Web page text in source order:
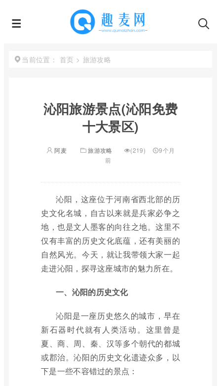
当前位置： 首页 > 旅游攻略
沁阳旅游景点(沁阳免费
十大景区)
阿麦 旅游攻略 (219)
9个月
前
沁阳，这座位于河南省西北部的历
史文化名城，自古以来就是兵家必争之
地，也是文人墨客的向往之地。这里不
仅有丰富的历史文化底蕴，还有美丽的
自然风光。今天，就让我带领大家一起
走进沁阳，探寻这座城市的魅力所在。
一、沁阳的历史文化
沁阳是一座历史悠久的城市，早在
新石器时代就有人类活动。这里曾是
夏、商、周、秦、汉等多个朝代的都城
或郡治。沁阳的历史文化遗迹众多，以
下是一些不容错过的景点：